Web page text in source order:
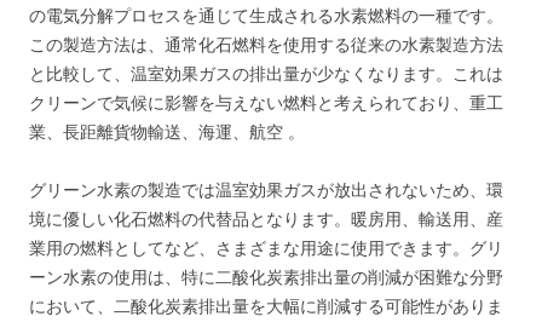
の電気分解プロセスを通じて生成される水素燃料の一種です。
この製造方法は、通常化石燃料を使用する従来の水素製造方法
と比較して、温室効果ガスの排出量が少なくなります。これは
クリーンで気候に影響を与えない燃料と考えられており、重工
業、長距離貨物輸送、海運、航空 。
グリーン水素の製造では温室効果ガスが放出されないため、環
境に優しい化石燃料の代替品となります。暖房用、輸送用、産
業用の燃料としてなど、さまざまな用途に使用できます。グリ
ーン水素の使用は、特に二酸化炭素排出量の削減が困難な分野
において、二酸化炭素排出量を大幅に削減する可能性がありま